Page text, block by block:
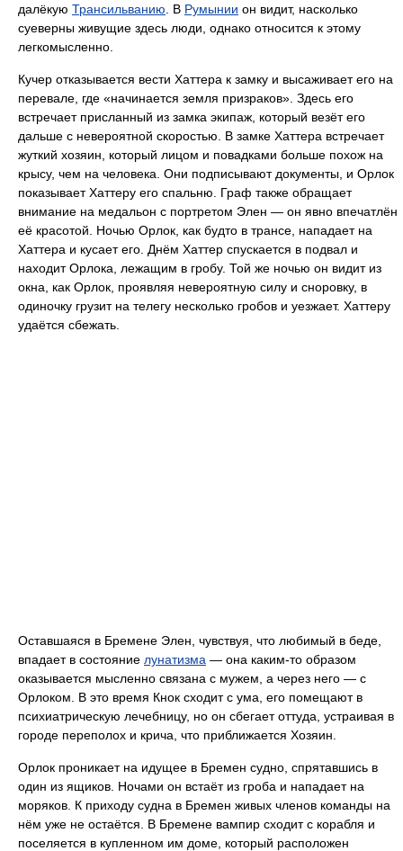
далёкую Трансильванию . В Румынии он видит, насколько
суеверны живущие здесь люди, однако относится к этому
легкомысленно.
Кучер отказывается вести Хаттера к замку и высаживает его на
перевале, где «начинается земля призраков». Здесь его
встречает присланный из замка экипаж, который везёт его
дальше с невероятной скоростью. В замке Хаттера встречает
жуткий хозяин, который лицом и повадками больше похож на
крысу, чем на человека. Они подписывают документы, и Орлок
показывает Хаттеру его спальню. Граф также обращает
внимание на медальон с портретом Элен — он явно впечатлён
её красотой. Ночью Орлок, как будто в трансе, нападает на
Хаттера и кусает его. Днём Хаттер спускается в подвал и
находит Орлока, лежащим в гробу. Той же ночью он видит из
окна, как Орлок, проявляя невероятную силу и сноровку, в
одиночку грузит на телегу несколько гробов и уезжает. Хаттеру
удаётся сбежать.
Оставшаяся в Бремене Элен, чувствуя, что любимый в беде,
впадает в состояние лунатизма — она каким-то образом
оказывается мысленно связана с мужем, а через него — с
Орлоком. В это время Кнок сходит с ума, его помещают в
психиатрическую лечебницу, но он сбегает оттуда, устраивая в
городе переполох и крича, что приближается Хозяин.
Орлок проникает на идущее в Бремен судно, спрятавшись в
один из ящиков. Ночами он встаёт из гроба и нападает на
моряков. К приходу судна в Бремен живых членов команды на
нём уже не остаётся. В Бремене вампир сходит с корабля и
поселяется в купленном им доме, который расположен